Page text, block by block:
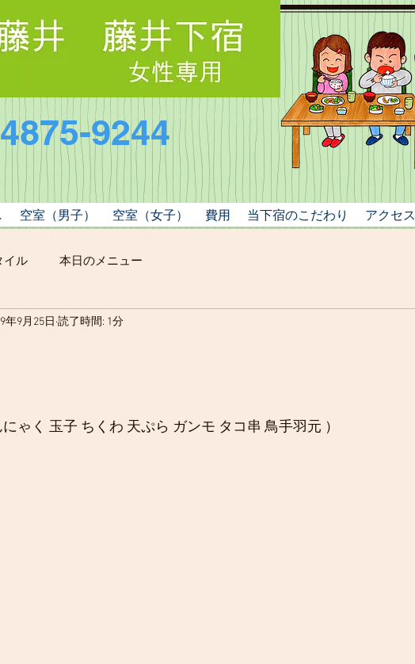
9244
空室（男子） 空室（女子） 費用 当下宿のこだわり アクセス
イル 本日のメニュー
年9月25日 読了時間: 1分
ゃく 玉子 ちくわ 天ぷら ガンモ タコ串 鳥手羽元 ）